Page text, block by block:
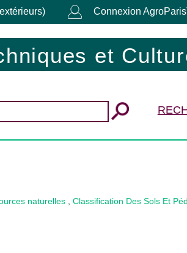
Connexion
et
naturelles Classification Des Sols Et